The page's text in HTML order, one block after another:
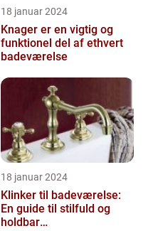
18 januar 2024
Knager er en vigtig og
funktionel del af ethvert
badeværelse
18 januar 2024
Klinker til badeværelse:
En guide til stilfuld og
holdbar